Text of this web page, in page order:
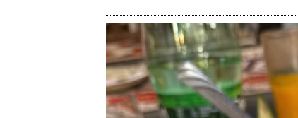
Reproduktor
videozapisa